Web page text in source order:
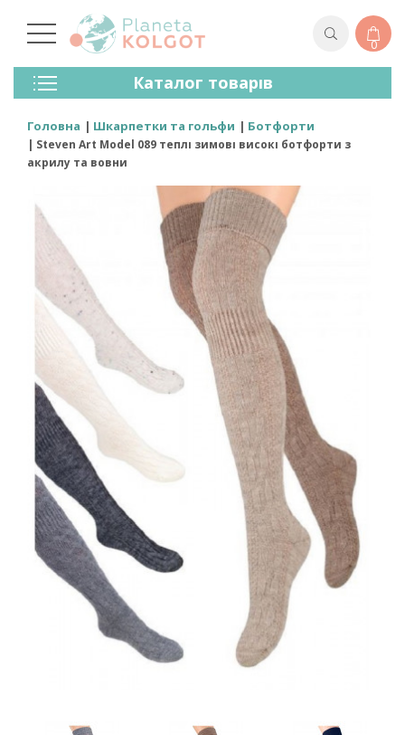
0
Каталог товарів
Колготки
Панчохи
Лосини (легінси)
Шкарпетки Та Гольфи
Для Чоловіків
Для Дітей
Бренди
Головна Шкарпетки та гольфи Ботфорти
Steven Art Model 089 теплі зимові високі ботфорти з
акрилу та вовни